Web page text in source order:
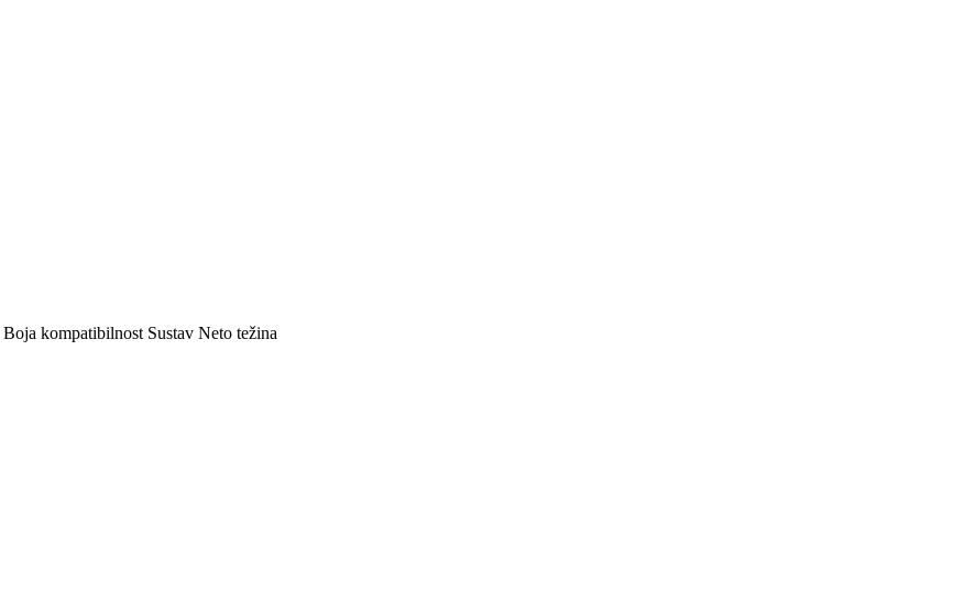
Boja kompatibilnost Sustav Neto težina